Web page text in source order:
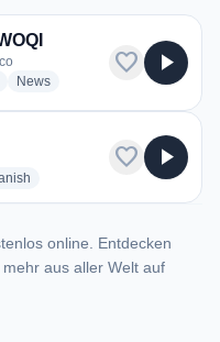
stations
Newsradio stations
favorite play_arrow
favorite play_arrow
online. Entdecken
aus aller Welt auf